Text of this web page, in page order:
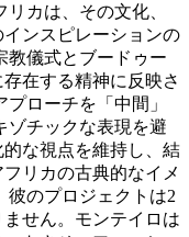
カは、その文化、
ンスピレーションの
教儀式とブードゥー
在する精神に反映さ
ローチを「中間」
ゾチックな表現を避
な視点を維持し、結
リカの古典的なイメ
彼のプロジェクトは2
せん。モンテイロは